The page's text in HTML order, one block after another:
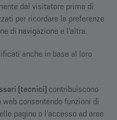
dal visitatore prima di
per ricordare le preferenze
di navigazione e l'altra.
anche in base al loro
(tecnici) contribuiscono
consentendo funzioni di
pagine o l'accesso ad aree